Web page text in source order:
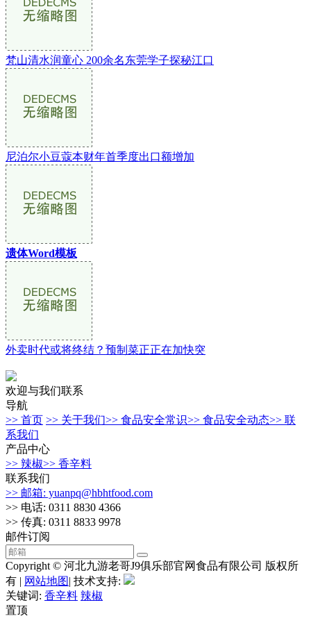
梵山清水润童心 200余名东莞学子探秘江口
尼泊尔小豆蔻本财年首季度出口额增加
遗体Word模板
外卖时代或将终结？预制菜正正在加快突
欢迎与我们联系
导航
>> 首页 >> 关于我们>> 食品安全常识>> 食品安全动态>> 联
系我们
产品中心
>> 辣椒>> 香辛料
联系我们
>> 邮箱: yuanpq@hbhtfood.com
>> 电话: 0311 8830 4366
>> 传真: 0311 8833 9978
邮件订阅
Copyright © 河北九游老哥J9俱乐部官网食品有限公司 版权所
有 | 网站地图| 技术支持:
关键词: 香辛料 辣椒
置顶